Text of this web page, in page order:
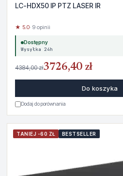
LC-HDX50 IP PTZ LASER IR
★ 5.0· 9 opinii
Dostępny
Wysyłka 24h
4384,00 zł3726,40 zł
Do koszyka
Dodaj do porównania
TANIEJ -60 ZŁ BESTSELLER